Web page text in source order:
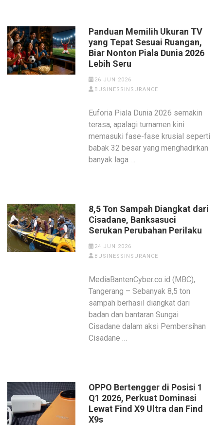
Panduan Memilih Ukuran TV
yang Tepat Sesuai Ruangan,
Biar Nonton Piala Dunia 2026
Lebih Seru
26 JUN 2026
BUSINESSINSURANCE
Euforia Piala Dunia 2026 semakin
terasa, apalagi turnamen kini
memasuki fase-fase krusial seperti
babak 32 besar yang menghadirkan
banyak laga …
8,5 Ton Sampah Diangkat dari
Cisadane, Banksasuci
Serukan Perubahan Perilaku
24 JUN 2026
BUSINESSINSURANCE
MediaBantenCyber.co.id (MBC),
Tangerang – Sebanyak 8,5 ton
sampah berhasil diangkat dari
badan dan bantaran Sungai
Cisadane dalam aksi Pembersihan
Cisadane …
OPPO Bertengger di Posisi 1
Q1 2026, Perkuat Dominasi
Lewat Find X9 Ultra dan Find
X9s